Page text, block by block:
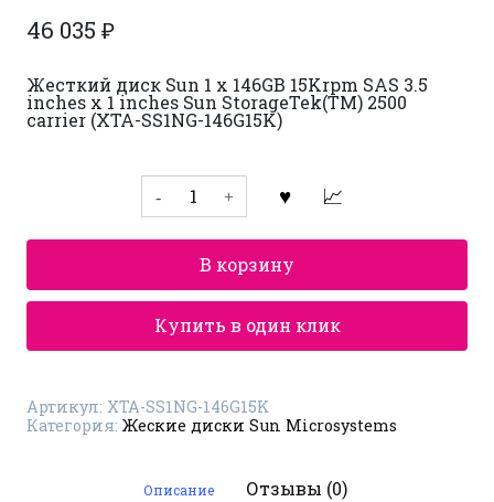
46 035 ₽
Жесткий диск Sun 1 x 146GB 15Krpm SAS 3.5
inches x 1 inches Sun StorageTek(TM) 2500
carrier (XTA-SS1NG-146G15K)
Количество
товара
Жеский
диск
Microsystems
SAS
3.5
дюйма
XTA-
В корзину
Купить в один клик
Артикул: XTA-SS1NG-146G15K
Категория: Жеские диски Sun Microsystems
Описание Отзывы (0)